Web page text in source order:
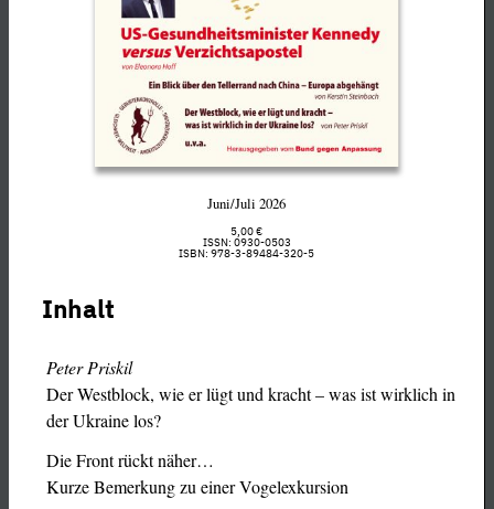
Juni/Juli 2026
5,00 €
ISSN: 0930-0503
ISBN: 978-3-89484-320-5
Inhalt
Peter Priskil
Der Westblock, wie er lügt und kracht – was ist wirklich in
der Ukraine los?
Die Front rückt näher…
Kurze Bemerkung zu einer Vogelexkursion